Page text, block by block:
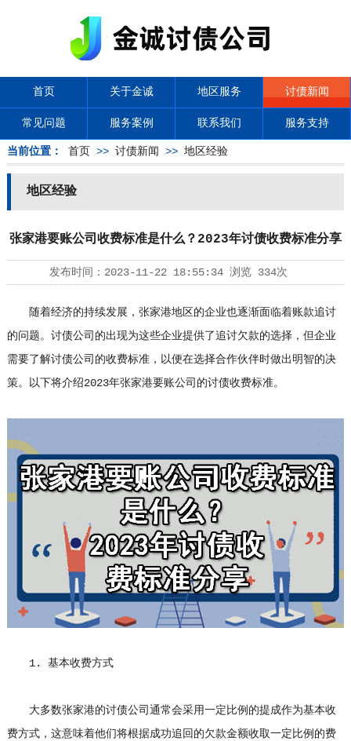
首页 关于金诚 地区服务 讨债新闻
常见问题 服务案例 联系我们 服务支持
当前位置： 首页 >> 讨债新闻 >> 地区经验
地区经验
张家港要账公司收费标准是什么？2023年讨债收费标准分享
发布时间： 2023-11-22 18:55:34浏览 334次
随着经济的持续发展，张家港地区的企业也逐渐面临着账款追讨
的问题。 讨债公司 的出现为这些企业提供了追讨欠款的选择，但企业
需要了解讨债公司的收费标准，以便在选择合作伙伴时做出明智的决
策。以下将介绍2023年张家港要账公司的讨债收费标准。
1. 基本收费方式
大多数张家港的讨债公司通常会采用一定比例的提成作为基本收
费方式，这意味着他们将根据成功追回的欠款金额收取一定比例的费